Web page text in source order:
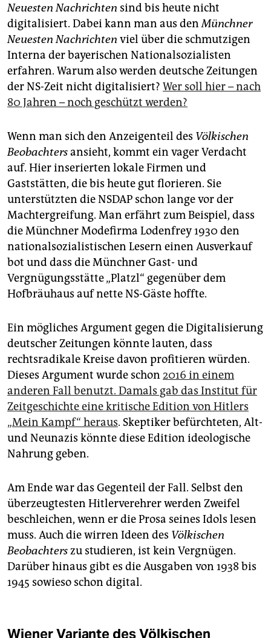
Neuesten Nachrichten sind bis heute nicht
digitalisiert. Dabei kann man aus denMünchner
Neuesten Nachrichten viel über die schmutzigen
Interna der bayerischen Nationalsozialisten
erfahren. Warum also werden deutsche Zeitungen
der NS-Zeit nicht digitalisiert? Wer soll hier – nach
80 Jahren – noch geschützt werden?
Wenn man sich den Anzeigenteil des Völkischen
Beobachtersansieht, kommt ein vager Verdacht
auf. Hier inserierten lokale Firmen und
Gaststätten, die bis heute gut florieren. Sie
unterstützten die NSDAP schon lange vor der
Machtergreifung. Man erfährt zum Beispiel, dass
die Münchner Modefirma Lodenfrey 1930 den
nationalsozialistischen Lesern einen Ausverkauf
bot und dass die Münchner Gast- und
Vergnügungsstätte „Platzl“ gegenüber dem
Hofbräuhaus auf nette NS-Gäste hoffte.
Ein mögliches Argument gegen die Digitalisierung
deutscher Zeitungen könnte lauten, dass
rechtsradikale Kreise davon profitieren würden.
Dieses Argument wurde schon 2016 in einem
anderen Fall benutzt. Damals gab das Institut für
Zeitgeschichte eine kritische Edition von Hitlers
„Mein Kampf“ heraus. Skeptiker befürchteten, Alt-
und Neunazis könnte diese Edition ideologische
Nahrung geben.
Am Ende war das Gegenteil der Fall. Selbst den
überzeugtesten Hitlerverehrer werden Zweifel
beschleichen, wenn er die Prosa seines Idols lesen
muss. Auch die wirren Ideen des Völkischen
Beobachterszu studieren, ist kein Vergnügen.
Darüber hinaus gibt es die Ausgaben von 1938 bis
1945 sowieso schon digital.
Wiener Variante des Völkischen